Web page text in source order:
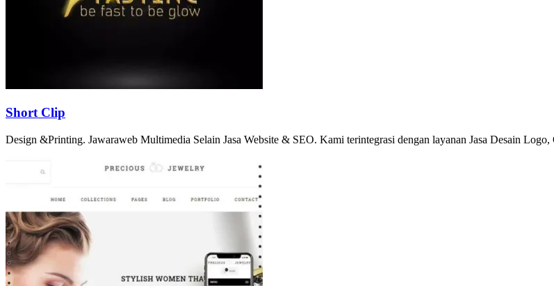
Short Clip
Design &Printing. Jawaraweb Multimedia Selain Jasa Website & SEO. Kami terintegrasi dengan layanan Jasa Desain Logo,